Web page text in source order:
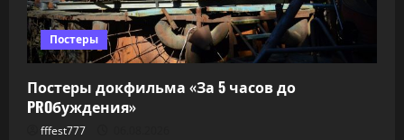
Постеры
Постеры докфильма «За 5 часов до
PROбуждения»
fffest777